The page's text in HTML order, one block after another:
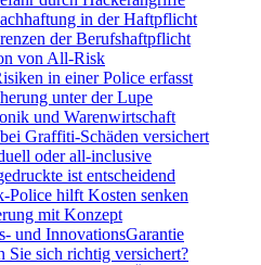
in der Haftpflicht
der Berufshaftpflicht
von All-Risk
in einer Police erfasst
unter der Lupe
und Warenwirtschaft
Graffiti-Schäden versichert
oder all-inclusive
ist entscheidend
Police hilft Kosten senken
mit Konzept
und InnovationsGarantie
Sie sich richtig versichert?